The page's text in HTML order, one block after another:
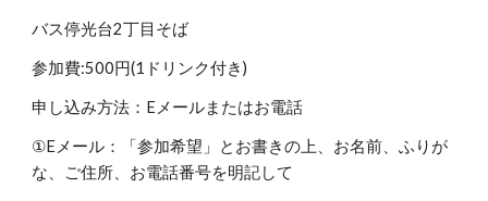
バス停光台2丁目そば
参加費:500円(1ドリンク付き)
申し込み方法：Eメールまたはお電話
①Eメール：「参加希望」とお書きの上、お名前、ふりが
な、ご住所、お電話番号を明記して